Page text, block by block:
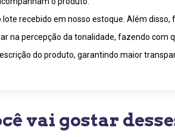
recebido em nosso estoque. Além
na percepção da tonalidade, fazendo com
do produto, garantindo maior
vai gostar